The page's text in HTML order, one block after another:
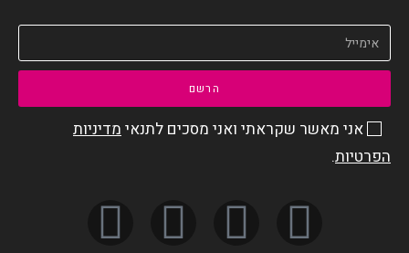
אני מאשר שקראתי ואני מסכים לתנאימדיניות
הפרטיות.
הרשם